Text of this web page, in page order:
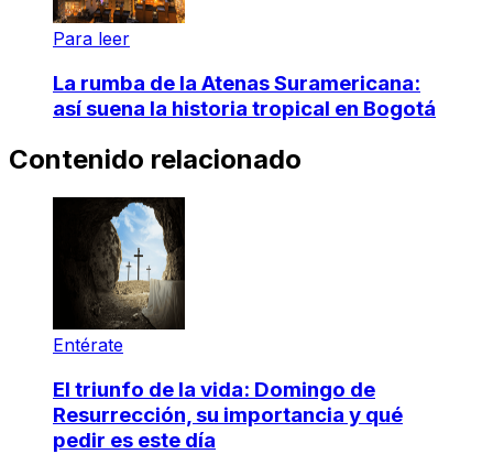
Para leer
La rumba de la Atenas Suramericana:
así suena la historia tropical en Bogotá
Contenido relacionado
Entérate
El triunfo de la vida: Domingo de
Resurrección, su importancia y qué
pedir es este día